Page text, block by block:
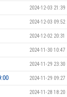
2024-12-03 21:39
2024-12-03 09:52
2024-12-02 20:31
2024-11-30 10:47
2024-11-29 23:30
2024-11-29 09:27
2024-11-28 18:20